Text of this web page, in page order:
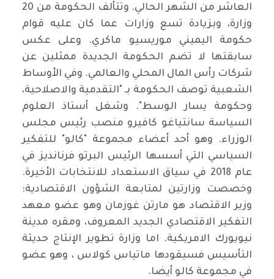
العاشر من الشهر الحالي. وتتألف الحكومة من 20
وزارة، وبزيادة تسع وزارات عما كان عليه قوام
حكومة اليميني موريسيو ماكري. وعلى عكس
سابقتها لا تضم الحكومة الجديدة ممثلين عن
شركات رأس المال المحلي والعالمي. وفي الأوساط
الشعبية توصف الحكومة بـ "التقدمية والاصلاحية،
وحكومة يسار الوسط". وشغل أستاذ العلوم
السياسة سانتياغو كافيرو منصب رئيس مجلس
الوزراء. وهو أحد أعضاء مجموعة "كالو" للتفكير
السياسي التي أسسها الرئيس البرتو فرنانديز في
عام 2018 في سياق الاستعداد للانتخابات الأخيرة.
وخصصت وزارتين لمتابعة الشؤون الاقتصادية:
وزير الاقتصاد هو مارتن غوزمان وهو عضو معهد
التفكير الاقتصادي الجديد المعروف، ومقره مدينة
نيويورك الامريكية. اما وزارة تطوير الإنتاج حديثة
التأسيس فسيقودها ماتياس كولاس ، وهو عضو
في مجموعة كالو أيضا.